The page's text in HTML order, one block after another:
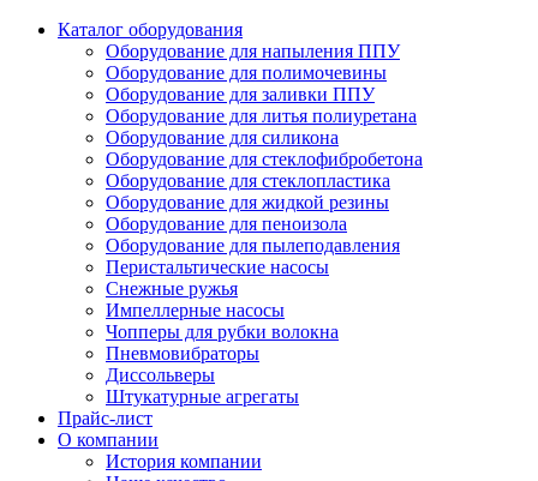
Каталог оборудования
Оборудование для напыления ППУ
Оборудование для полимочевины
Оборудование для заливки ППУ
Оборудование для литья полиуретана
Оборудование для силикона
Оборудование для стеклофибробетона
Оборудование для стеклопластика
Оборудование для жидкой резины
Оборудование для пеноизола
Оборудование для пылеподавления
Перистальтические насосы
Снежные ружья
Импеллерные насосы
Чопперы для рубки волокна
Пневмовибраторы
Диссольверы
Штукатурные агрегаты
Прайс-лист
О компании
История компании